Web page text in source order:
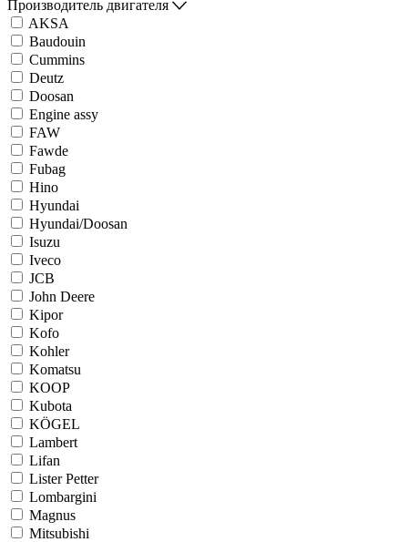
Производитель двигателя
AKSA
Baudouin
Cummins
Deutz
Doosan
Engine assy
FAW
Fawde
Fubag
Hino
Hyundai
Hyundai/Doosan
Isuzu
Iveco
JCB
John Deere
Kipor
Kofo
Kohler
Komatsu
KOOP
Kubota
KÖGEL
Lambert
Lifan
Lister Petter
Lombargini
Magnus
Mitsubishi